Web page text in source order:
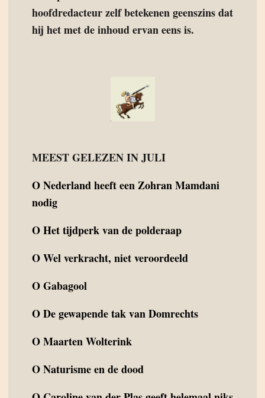
hoofdredacteur zelf betekenen geenszins dat
hij het met de inhoud ervan eens is.
MEEST GELEZEN IN JULI
ONederland heeft een Zohran Mamdani
nodig
OHet tijdperk van de polderaap
OWel verkracht, niet veroordeeld
OGabagool
ODe gewapende tak van Domrechts
OMaarten Wolterink
ONaturisme en de dood